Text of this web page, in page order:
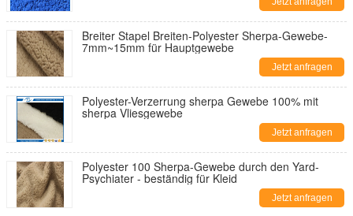
Breiter Stapel Breiten-Polyester Sherpa-Gewebe-
7mm~15mm für Hauptgewebe
Jetzt anfragen
Polyester-Verzerrung sherpa Gewebe 100% mit
sherpa Vliesgewebe
Jetzt anfragen
Polyester 100 Sherpa-Gewebe durch den Yard-
Psychiater - beständig für Kleid
Jetzt anfragen